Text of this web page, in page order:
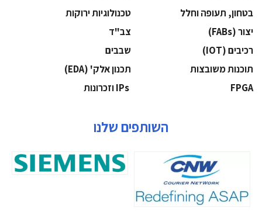
בטחון, תעופה וחלל
‫טכנולוגיות ירוקות‬
‫יצור (‪(FABs‬‬
‫צב"ד‬
‫רכיבים‬ (IOT)
‫שבבים‬
‫תוכנות משובצות‬
‫תכנון אלק' (‪(EDA‬‬
‫‪FPGA‬‬
השותפים שלנו